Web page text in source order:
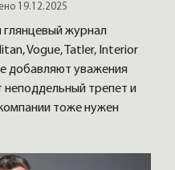
19.12.2025
глянцевый журнал
Vogue, Tatler, Interior
добавляют уважения
трепет и
тоже нужен